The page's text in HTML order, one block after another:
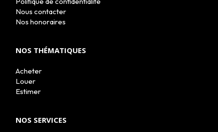
Nous contacter
Nos honoraires
NOS THÉMATIQUES
Acheter
Louer
Estimer
NOS SERVICES